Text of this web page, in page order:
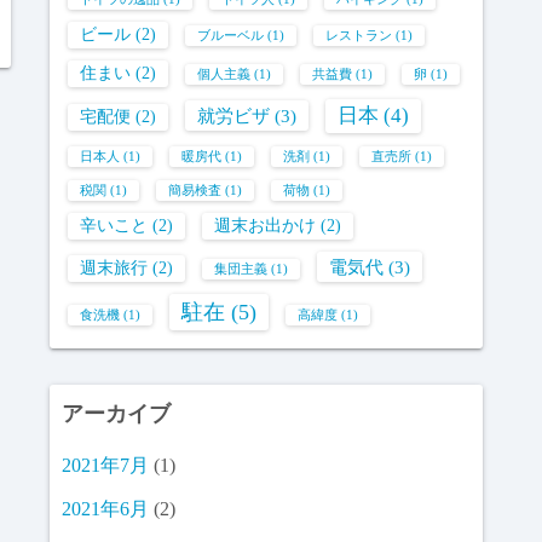
ビール (2) ブルーベル (1) レストラン (1)
住まい (2) 個人主義 (1) 共益費 (1) 卵 (1)
宅配便 (2) 就労ビザ (3) 日本 (4)
日本人 (1) 暖房代 (1) 洗剤 (1) 直売所 (1)
税関 (1) 簡易検査 (1) 荷物 (1)
辛いこと (2) 週末お出かけ (2)
週末旅行 (2) 集団主義 (1) 電気代 (3)
食洗機 (1) 駐在 (5) 高緯度 (1)
アーカイブ
2021年7月 (1)
2021年6月 (2)